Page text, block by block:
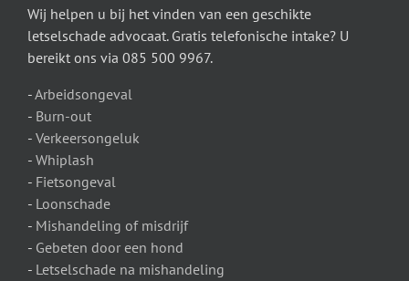
Wij helpen u bij het vinden van een geschikte
letselschade advocaat. Gratis telefonische intake? U
bereikt ons via 085 500 9967.
-Arbeidsongeval
- Burn-out
- Verkeersongeluk
- Whiplash
- Fietsongeval
- Loonschade
- Mishandeling of misdrijf
- Gebeten door een hond
- Letselschade na mishandeling